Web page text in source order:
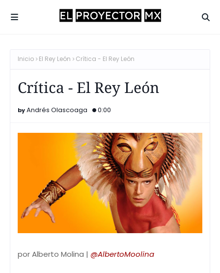
Inicio El Rey León Crítica - El Rey León
Crítica - El Rey León
Andrés Olascoaga 0:00
por Alberto Molina | @AlbertoMoolina